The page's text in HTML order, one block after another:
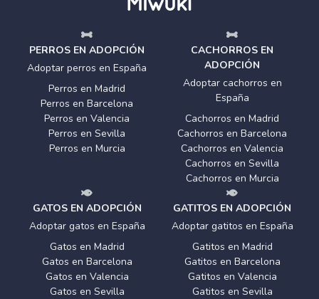
PERROS EN ADOPCIÓN
Adoptar perros en España
Perros en Madrid
Perros en Barcelona
Perros en Valencia
Perros en Sevilla
Perros en Murcia
CACHORROS EN
ADOPCIÓN
Adoptar cachorros en
España
Cachorros en Madrid
Cachorros en Barcelona
Cachorros en Valencia
Cachorros en Sevilla
Cachorros en Murcia
GATOS EN ADOPCIÓN
Adoptar gatos en España
Gatos en Madrid
Gatos en Barcelona
Gatos en Valencia
Gatos en Sevilla
GATITOS EN ADOPCIÓN
Adoptar gatitos en España
Gatitos en Madrid
Gatitos en Barcelona
Gatitos en Valencia
Gatitos en Sevilla